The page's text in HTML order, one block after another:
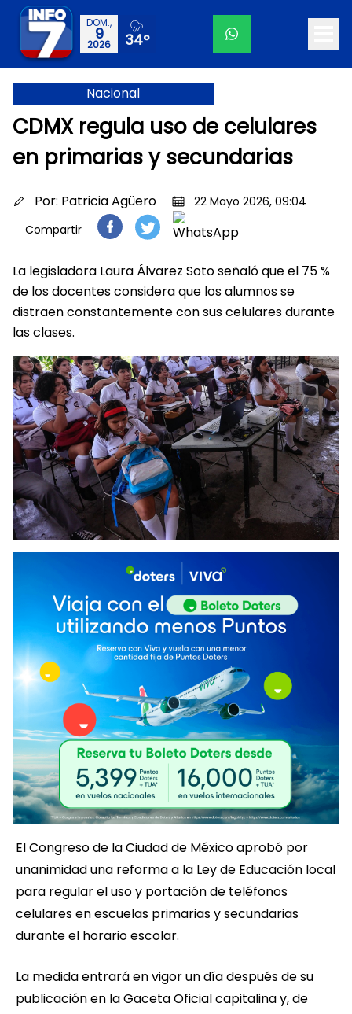
DOM.,
9
2026 34°
Nacional
CDMX regula uso de celulares
en primarias y secundarias
Por: Patricia Agüero
22 Mayo 2026, 09:04
Compartir
La legisladora Laura Álvarez Soto señaló que el 75 %
de los docentes considera que los alumnos se
distraen constantemente con sus celulares durante
las clases.
El Congreso de la Ciudad de México aprobó por
unanimidad una reforma a la Ley de Educación local
para regular el uso y portación de teléfonos
celulares en escuelas primarias y secundarias
durante el horario escolar.
La medida entrará en vigor un día después de su
publicación en la Gaceta Oficial capitalina y, de